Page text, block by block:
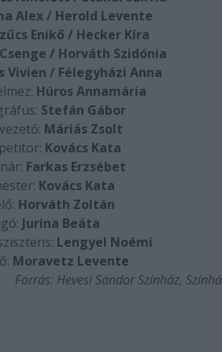
Alex / Herold Levente
Enikő / Hecker Kíra
/ Horváth Szidónia
Vivien / Félegyházi Anna
Húros Annamária
Stefán Gábor
Máriás Zsolt
Kovács Kata
Farkas Erzsébet
Kovács Kata
Horváth Zoltán
Jurina Beáta
Lengyel Noémi
Moravetz Levente
Forrás: Hevesi Sándor Színház,